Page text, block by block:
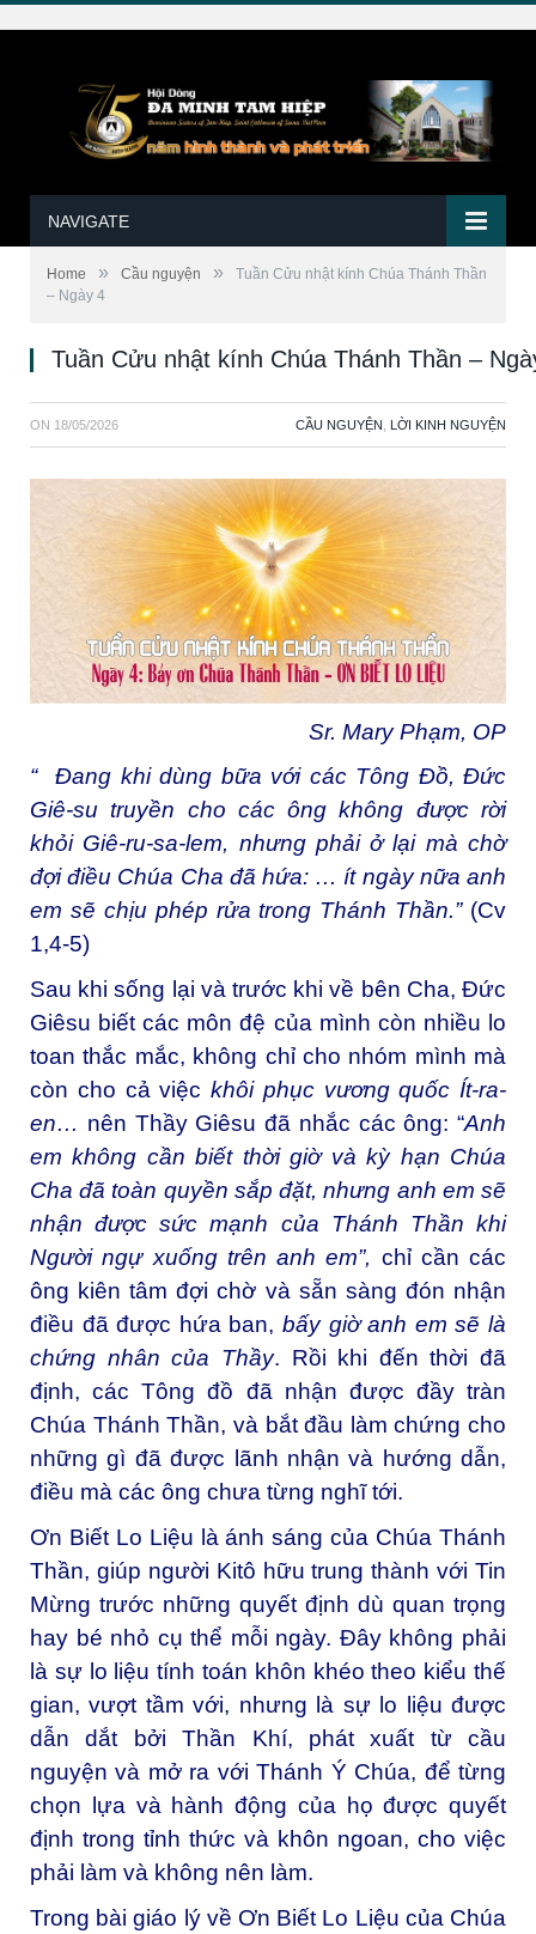
NAVIGATE
Home » Cầu nguyện »
Tuần Cửu nhật kính Chúa Thánh Thần
– Ngày 4
Tuần Cửu nhật kính Chúa Thánh Thần –
ON 18/05/2026 CẦU NGUYỆN LỜI KINH NGUYỆN
Sr. Mary Phạm, OP
“
Đang khi dùng bữa với các Tông Đồ, Đức
Giê-su truyền cho các ông không được rời
khỏi Giê-ru-sa-lem, nhưng phải ở lại mà chờ
đợi điều Chúa Cha đã hứa: … ít ngày nữa anh
em sẽ chịu phép rửa trong Thánh Thần.” (Cv
1,4-5)
Sau khi sống lại và trước khi về bên Cha, Đức
Giêsu biết các môn đệ của mình còn nhiều lo
toan thắc mắc, không chỉ cho nhóm mình mà
còn cho cả việc khôi phục vương quốc Ít-ra-
en… nên Thầy Giêsu đã nhắc các ông: “Anh
em không cần biết thời giờ và kỳ hạn Chúa
Cha đã toàn quyền sắp đặt, nhưng anh em sẽ
nhận được sức mạnh của Thánh Thần khi
Người ngự xuống trên anh em”, chỉ cần các
ông kiên tâm đợi chờ và sẵn sàng đón nhận
điều đã được hứa ban, bấy giờ anh em sẽ là
chứng nhân của Thầy. Rồi khi đến thời đã
định, các Tông đồ đã nhận được đầy tràn
Chúa Thánh Thần, và bắt đầu làm chứng cho
những gì đã được lãnh nhận và hướng dẫn,
điều mà các ông chưa từng nghĩ tới.
Ơn Biết Lo Liệu là ánh sáng của Chúa Thánh
Thần, giúp người Kitô hữu trung thành với Tin
Mừng trước những quyết định dù quan trọng
hay bé nhỏ cụ thể mỗi ngày. Đây không phải
là sự lo liệu tính toán khôn khéo theo kiểu thế
gian, vượt tầm với, nhưng là sự lo liệu được
dẫn dắt bởi Thần Khí, phát xuất từ cầu
nguyện và mở ra với Thánh Ý Chúa, để từng
chọn lựa và hành động của họ được quyết
định trong tỉnh thức và khôn ngoan, cho việc
phải làm và không nên làm.
Trong bài giáo lý về Ơn Biết Lo Liệu của Chúa